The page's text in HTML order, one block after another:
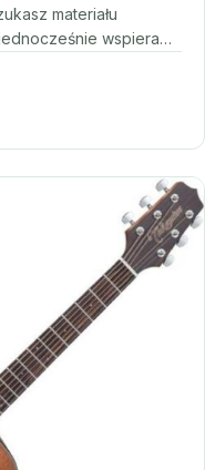
materiału
wspiera